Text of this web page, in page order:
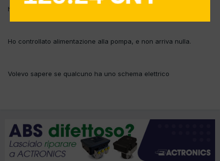
ho in officina questa moto che non vuole sapere di partire.
Ho controllato alimentazione alla pompa, e non arriva nulla.
Volevo sapere se qualcuno ha uno schema elettrico